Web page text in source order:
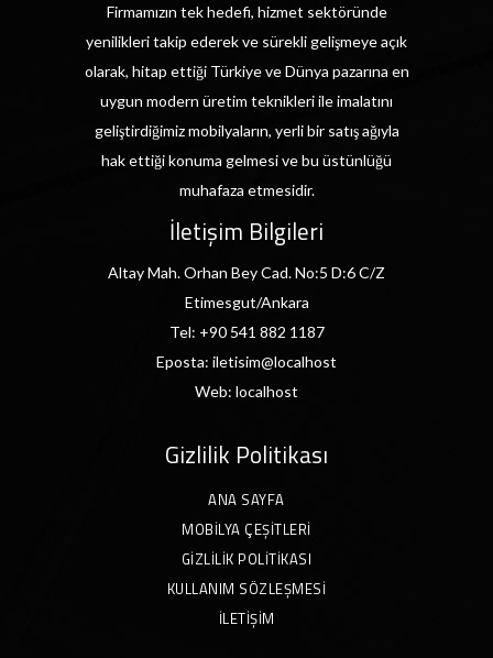
Firmamızın tek hedefi, hizmet sektöründe
yenilikleri takip ederek ve sürekli gelişmeye açık
olarak, hitap ettiği Türkiye ve Dünya pazarına en
uygun modern üretim teknikleri ile imalatını
geliştirdiğimiz mobilyaların, yerli bir satış ağıyla
hak ettiği konuma gelmesi ve bu üstünlüğü
muhafaza etmesidir.
İletişim Bilgileri
Altay Mah. Orhan Bey Cad. No:5 D:6 C/Z
Etimesgut/Ankara
Tel: +90 541 882 1187
Eposta: iletisim@localhost
Web: localhost
Gizlilik Politikası
ANA SAYFA
MOBILYA ÇEŞITLERI
GIZLILIK POLITIKASI
KULLANIM SÖZLEŞMESI
İLETIŞIM